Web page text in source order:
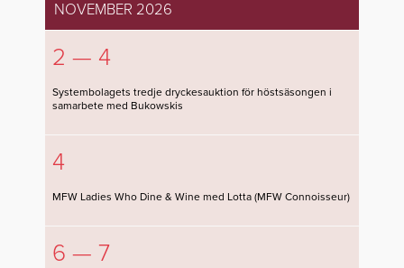
NOVEMBER 2026
2 — 4
Systembolagets tredje dryckesauktion för höstsäsongen i
samarbete med Bukowskis
4
MFW Ladies Who Dine & Wine med Lotta (MFW Connoisseur)
6 — 7